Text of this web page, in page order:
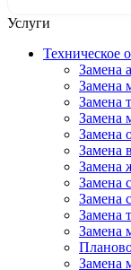
Услуги
Техническое
Замена
Замена
Замена
Замена
Замена
Замена
Замена
Замена
Замена
Замена
Замена
Замена